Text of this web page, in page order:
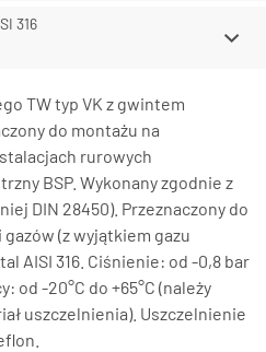
316
TW typ VK z gwintem
do montażu na
rurowych
BSP. Wykonany zgodnie z
DIN 28450). Przeznaczony do
(z wyjątkiem gazu
AISI 316. Ciśnienie: od -0,8 bar
od -20°C do +65°C (należy
uszczelnienia). Uszczelnienie